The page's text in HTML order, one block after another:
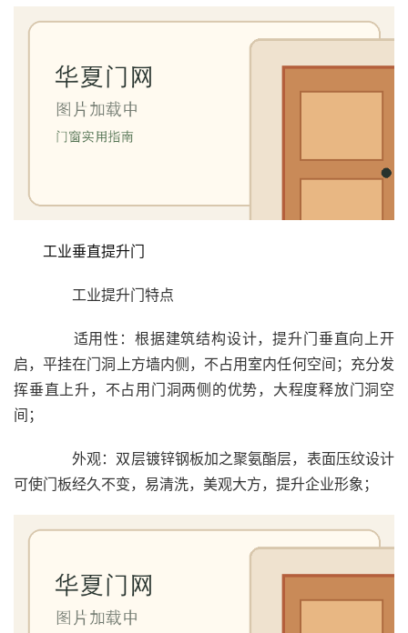
工业垂直提升门
工业提升门特点
适用性：根据建筑结构设计，提升门垂直向上开
启，平挂在门洞上方墙内侧，不占用室内任何空间；充分发
挥垂直上升，不占用门洞两侧的优势，大程度释放门洞空
间；
外观：双层镀锌钢板加之聚氨酯层，表面压纹设计
可使门板经久不变，易清洗，美观大方，提升企业形象；